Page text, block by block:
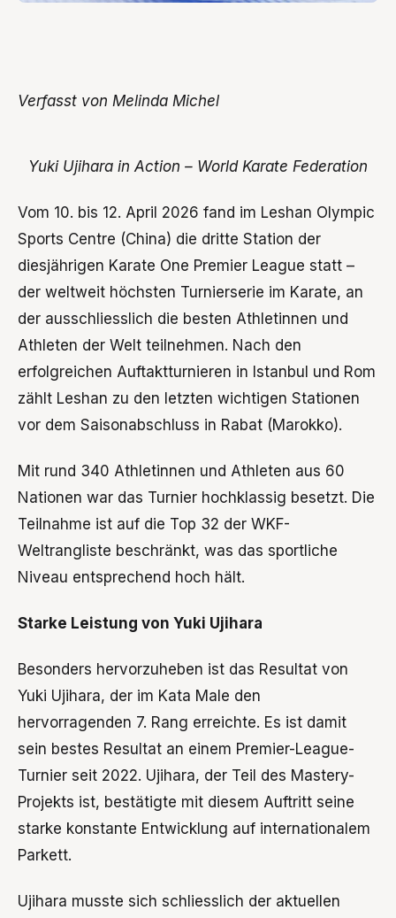
Verfasst von Melinda Michel
Yuki Ujihara in Action – World Karate Federation
Vom 10. bis 12. April 2026 fand im Leshan Olympic
Sports Centre (China) die dritte Station der
diesjährigen Karate One Premier League statt –
der weltweit höchsten Turnierserie im Karate, an
der ausschliesslich die besten Athletinnen und
Athleten der Welt teilnehmen. Nach den
erfolgreichen Auftaktturnieren in Istanbul und Rom
zählt Leshan zu den letzten wichtigen Stationen
vor dem Saisonabschluss in Rabat (Marokko).
Mit rund 340 Athletinnen und Athleten aus 60
Nationen war das Turnier hochklassig besetzt. Die
Teilnahme ist auf die Top 32 der WKF-
Weltrangliste beschränkt, was das sportliche
Niveau entsprechend hoch hält.
Starke Leistung von Yuki Ujihara
Besonders hervorzuheben ist das Resultat von
Yuki Ujihara, der im Kata Male den
hervorragenden 7. Rang erreichte. Es ist damit
sein bestes Resultat an einem Premier-League-
Turnier seit 2022. Ujihara, der Teil des Mastery-
Projekts ist, bestätigte mit diesem Auftritt seine
starke konstante Entwicklung auf internationalem
Parkett.
Ujihara musste sich schliesslich der aktuellen